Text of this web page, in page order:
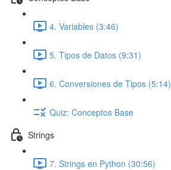
4. Variables (3:46)
5. Tipos de Datos (9:31)
6. Conversiones de Tipos (5:14)
Quiz: Conceptos Base
Strings
7. Strings en Python (30:56)